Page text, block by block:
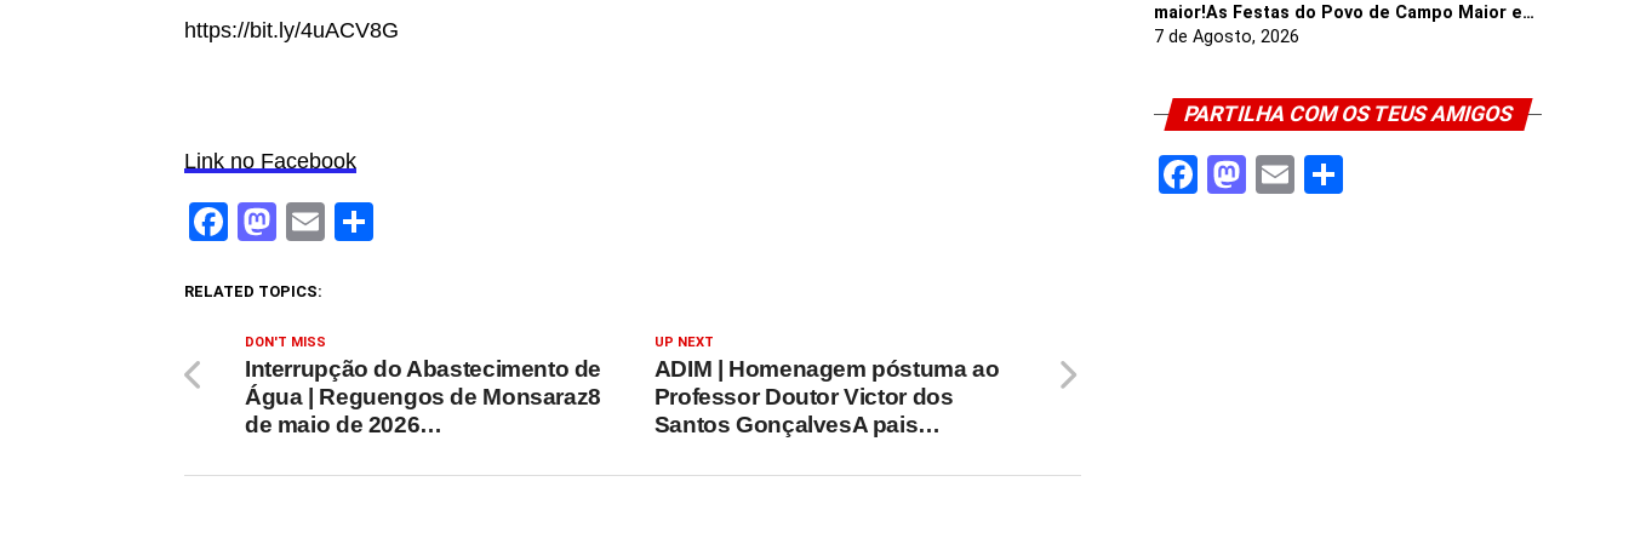
https://bit.ly/4uACV8G
Link no Facebook
Facebook
Mastodon
Email
RELATED TOPICS:
UP NEXT
ADIM | Homenagem póstuma ao
Professor Doutor Victor dos
Santos GonçalvesA pais…
DON'T MISS
Interrupção do Abastecimento de
Água | Reguengos de Monsaraz8
de maio de 2026…
maior!As Festas do Povo de Campo Maior e…
7 de Agosto, 2026
PARTILHA COM OS TEUS AMIGOS
Facebook
Mastodon
Email